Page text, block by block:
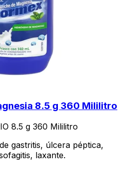
8.5 g 360 Mililitro
8.5 g 360 Mililitro
gastritis, úlcera péptica,
laxante.